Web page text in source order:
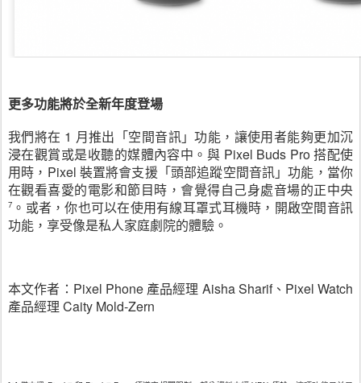
更多功能將於全新年度登場
我們將在 1 月推出「空間音訊」功能，讓使用者能夠更加沉
浸在觀賞或是收聽的媒體內容中。與 Pixel Buds Pro 搭配使
用時，Pixel 裝置將會支援「頭部追蹤空間音訊」功能，當你
在觀看喜愛的電影和節目時，會覺得自己身處音場的正中央
7 。或者，你也可以在使用有線耳罩式耳機時，開啟空間音訊
功能，享受像是私人家庭劇院的體驗。
本文作者：Pixel Phone 產品經理 Aisha Sharif、Pixel Watch
產品經理 Caity Mold-Zern